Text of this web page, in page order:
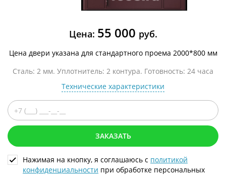
Цена: 55 000 руб.
Цена двери указана для стандартного проема 2000*800 мм
Сталь: 2 мм. Уплотнитель: 2 контура. Готовность: 24 часа
Технические характеристики
ЗАКАЗАТЬ
Нажимая на кнопку, я соглашаюсь с политикой
конфиденциальности при обработке персональных